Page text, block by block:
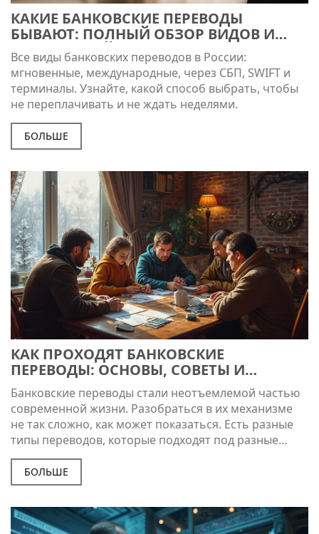
КАКИЕ БАНКОВСКИЕ ПЕРЕВОДЫ
БЫВАЮТ: ПОЛНЫЙ ОБЗОР ВИДОВ И
КОГДА КАКОЙ ИСПОЛЬЗОВАТЬ
Все виды банковских переводов в России:
мгновенные, международные, через СБП, SWIFT и
терминалы. Узнайте, какой способ выбрать, чтобы
не переплачивать и не ждать неделями.
БОЛЬШЕ
КАК ПРОХОДЯТ БАНКОВСКИЕ
ПЕРЕВОДЫ: ОСНОВЫ, СОВЕТЫ И
ИНТЕРЕСНЫЕ ФАКТЫ
Банковские переводы стали неотъемлемой частью
современной жизни. Разобраться в их механизме
не так сложно, как может показаться. Есть разные
типы переводов, которые подходят под разные
нужды. Плюс, есть несколько интересных фактов и
полезных советов, которые помогут сэкономить
время и деньги.
БОЛЬШЕ